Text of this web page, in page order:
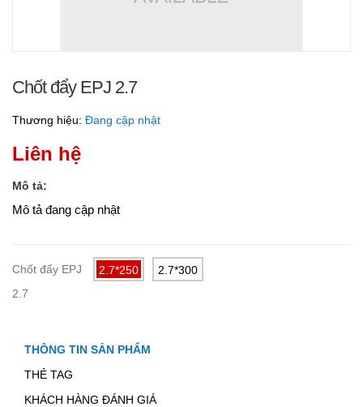
Chốt đẩy EPJ 2.7
Thương hiệu: Đang cập nhật
Liên hệ
Mô tả:
Mô tả đang cập nhật
Chốt đẩy EPJ
2.7
2.7*250 2.7*300
THÔNG TIN SẢN PHẨM
THẺ TAG
KHÁCH HÀNG ĐÁNH GIÁ